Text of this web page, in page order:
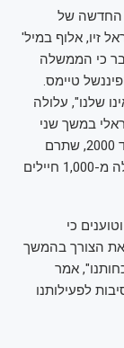
החדשה של
זיו, אלוף במיל'
כי הממשלה
טיימס.
שלנו", עלולה
במשך שני
עשורים של "אזור ביטחון" בלבנון משנת 1982 עד 2000, שתרם
להתחזקות חיזבאללה וגבה את חייהם של למעלה מ-1,000 חיילים
כי
את הצורך בהמשך
אמר
לפעילותנו